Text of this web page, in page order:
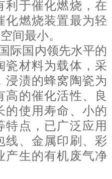
利于催化燃烧，在
化燃烧装置最为轻
间最小。
国内领先水平的
瓷材料为载体，采
浸渍的蜂窝陶瓷为
的催化活性、良
的使用寿命、小的
特点，已广泛应用
线、金属印刷、彩
产生的有机废气净